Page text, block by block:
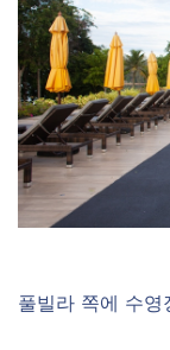
풀빌라 쪽에 수